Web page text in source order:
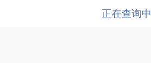
正在查询中